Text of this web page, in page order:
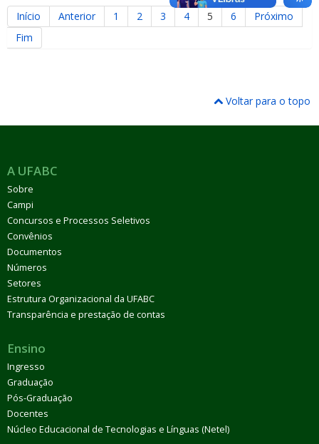
Início
Anterior 1 2 3 4 5 6
Próximo
Fim
Voltar para o topo
A UFABC
Sobre
Campi
Concursos e Processos Seletivos
Convênios
Documentos
Números
Setores
Estrutura Organizacional da UFABC
Transparência e prestação de contas
Ensino
Ingresso
Graduação
Pós-Graduação
Docentes
Núcleo Educacional de Tecnologias e Línguas (Netel)